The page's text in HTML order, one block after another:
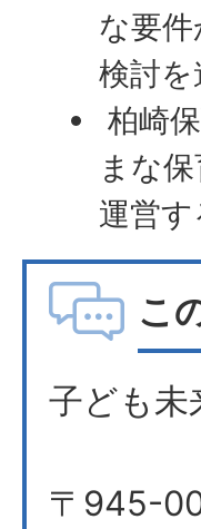
な要
検討を
柏崎
まな
運営す
こ
子ども未
〒945-